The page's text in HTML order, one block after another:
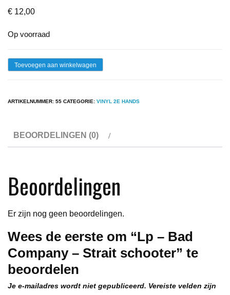
€ 12,00
Op voorraad
Lp
Strait
Toevoegen aan winkelwagen
ARTIKELNUMMER: 55 CATEGORIE: VINYL 2E HANDS
BEOORDELINGEN (0)
Beoordelingen
Er zijn nog geen beoordelingen.
Wees de eerste om “Lp – Bad
Company – Strait schooter” te
beoordelen
Je e-mailadres wordt niet gepubliceerd. Vereiste velden zijn